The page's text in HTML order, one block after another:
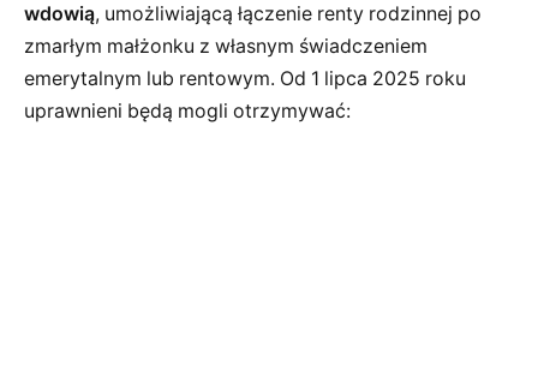
wdowią, umożliwiającą łączenie renty rodzinnej po
zmarłym małżonku z własnym świadczeniem
emerytalnym lub rentowym. Od 1 lipca 2025 roku
uprawnieni będą mogli otrzymywać: